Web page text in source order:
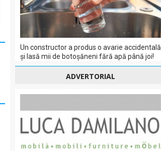
Un constructor a produs o avarie accidentală
și lasă mii de botoșăneni fără apă până joi!
ADVERTORIAL